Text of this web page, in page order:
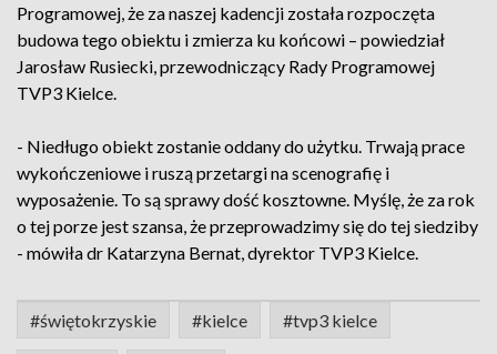
Programowej, że za naszej kadencji została rozpoczęta
budowa tego obiektu i zmierza ku końcowi – powiedział
Jarosław Rusiecki, przewodniczący Rady Programowej
TVP3 Kielce.
- Niedługo obiekt zostanie oddany do użytku. Trwają prace
wykończeniowe i ruszą przetargi na scenografię i
wyposażenie. To są sprawy dość kosztowne. Myślę, że za rok
o tej porze jest szansa, że przeprowadzimy się do tej siedziby
- mówiła dr Katarzyna Bernat, dyrektor TVP3 Kielce.
#świętokrzyskie #kielce #tvp3 kielce